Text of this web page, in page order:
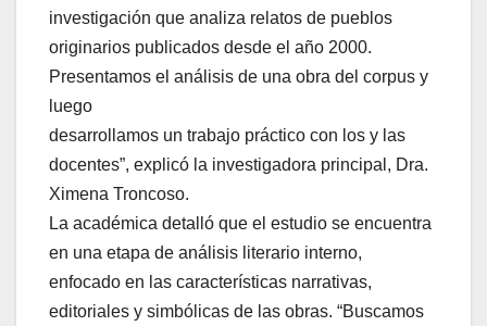
investigación que analiza relatos de pueblos
originarios publicados desde el año 2000.
Presentamos el análisis de una obra del corpus y
luego
desarrollamos un trabajo práctico con los y las
docentes”, explicó la investigadora principal, Dra.
Ximena Troncoso.
La académica detalló que el estudio se encuentra
en una etapa de análisis literario interno,
enfocado en las características narrativas,
editoriales y simbólicas de las obras. “Buscamos